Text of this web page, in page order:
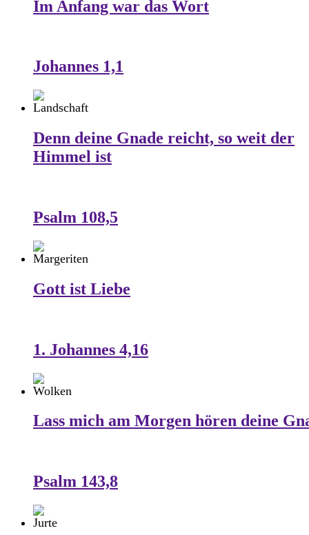
Im Anfang war das Wort
Johannes 1,1
Denn deine Gnade reicht, so weit der
Himmel ist
Psalm 108,5
Gott ist Liebe
1. Johannes 4,16
Lass mich am Morgen hören deine
Psalm 143,8